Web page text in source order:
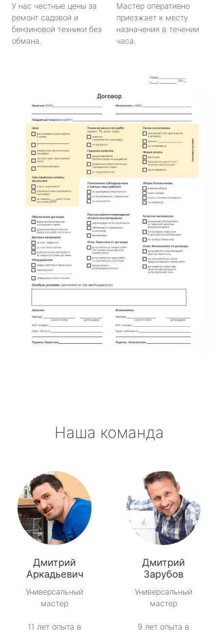
У нас честные цены за
ремонт садовой и
бензиновой техники без
обмана.
Мастер оперативно
приезжает к месту
назначения в течении
часа.
Наша команда
Дмитрий
Аркадьевич
Универсальный
мастер
11 лет опыта в
Дмитрий
Зарубов
Универсальный
мастер
9 лет опыта в